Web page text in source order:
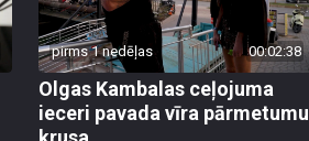
pirms 1 nedēļas 00:02:38
Olgas Kambalas ceļojuma
ieceri pavada vīra pārmetumu